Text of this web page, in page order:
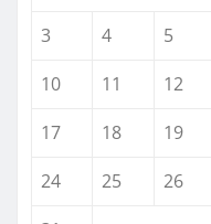
3
4 5
10
11 12
17
18 19
24
25 26